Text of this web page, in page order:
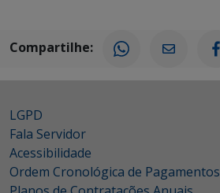
Compartilhe:
LGPD
Fala Servidor
Acessibilidade
Ordem Cronológica de Pagamentos